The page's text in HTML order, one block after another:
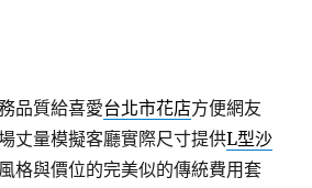
品質給喜愛台北市花店方便網友
丈量模擬客廳實際尺寸提供L型沙
格與價位的完美似的傳統費用套